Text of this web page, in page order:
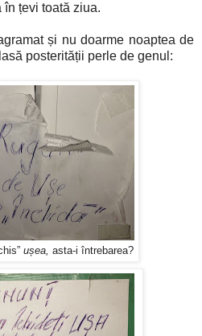
în țevi toată ziua.
și nu doarme noaptea de
lasă posterității perle de genul:
ușea, asta-i întrebarea?